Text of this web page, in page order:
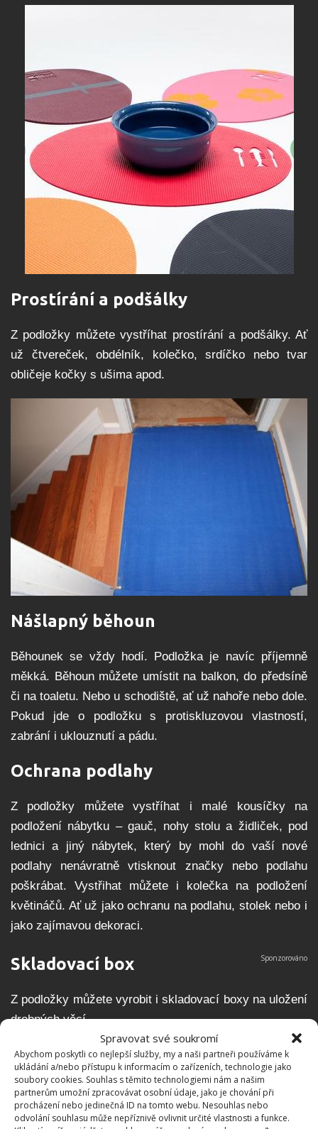
Spravovat své soukromí
Abychom poskytli co nejlepší služby, my a naši partneři používáme k
ukládání a/nebo přístupu k informacím o zařízeních, technologie jako
soubory cookies. Souhlas s těmito technologiemi nám a našim
partnerům umožní zpracovávat osobní údaje, jako je chování při
procházení nebo jedinečná ID na tomto webu. Nesouhlas nebo
odvolání souhlasu může nepříznivě ovlivnit určité vlastnosti a funkce.
Prostírání a podšálky
Z podložky můžete vystříhat prostírání a podšálky. Ať
už čtvereček, obdélník, kolečko, srdíčko nebo tvar
obličeje kočky s ušima apod.
Nášlapný běhoun
Běhounek se vždy hodí. Podložka je navíc příjemně
měkká. Běhoun můžete umístit na balkon, do předsíně
či na toaletu. Nebo u schodiště, ať už nahoře nebo dole.
Pokud jde o podložku s protiskluzovou vlastností,
zabrání i uklouznutí a pádu.
Ochrana podlahy
Z podložky můžete vystříhat i malé kousíčky na
podložení nábytku – gauč, nohy stolu a židliček, pod
lednici a jiný nábytek, který by mohl do vaší nové
podlahy nenávratně vtisknout značky nebo podlahu
poškrábat. Vystřihat můžete i kolečka na podložení
květináčů. Ať už jako ochranu na podlahu, stolek nebo i
jako zajímavou dekoraci.
Skladovací box
Z podložky můžete vyrobit i skladovací boxy na uložení
drobných věcí.